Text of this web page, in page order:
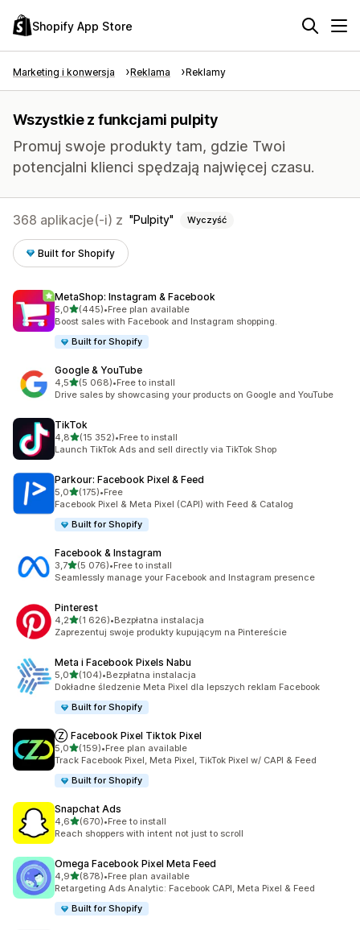
Shopify App Store
Marketing i konwersja Reklama Reklamy
Wszystkie z funkcjami pulpity
Promuj swoje produkty tam, gdzie Twoi
potencjalni klienci spędzają najwięcej czasu.
368 aplikacje(-i) z Pulpity Wyczyść
Built for Shopify
MetaShop: Instagram & Facebook
5,0na 5 gwiazdek
(445)
Łączna liczba recenzji: 445
•Free plan available
Boost sales with Facebook and Instagram shopping.
Built for Shopify
Google & YouTube
4,5na 5 gwiazdek
(5 068)
Łączna liczba recenzji: 5068
•Free to install
Drive sales by showcasing your products on Google and YouTube
TikTok
4,8na 5 gwiazdek
(15 352)
Łączna liczba recenzji: 15352
•Free to install
Launch TikTok Ads and sell directly via TikTok Shop
Parkour: Facebook Pixel & Feed
5,0na 5 gwiazdek
(175)
Łączna liczba recenzji: 175
•Free
Facebook Pixel & Meta Pixel (CAPI) with Feed & Catalog
Built for Shopify
Facebook & Instagram
3,7na 5 gwiazdek
(5 076)
Łączna liczba recenzji: 5076
•Free to install
Seamlessly manage your Facebook and Instagram presence
Pinterest
4,2na 5 gwiazdek
(1 626)
Łączna liczba recenzji: 1626
•Bezpłatna instalacja
Zaprezentuj swoje produkty kupującym na Pintereście
Meta i Facebook Pixels Nabu
5,0na 5 gwiazdek
(104)
Łączna liczba recenzji: 104
•Bezpłatna instalacja
Dokładne śledzenie Meta Pixel dla lepszych reklam Facebook
Built for Shopify
Ⓩ Facebook Pixel Tiktok Pixel
5,0na 5 gwiazdek
(159)
Łączna liczba recenzji: 159
•Free plan available
Track Facebook Pixel, Meta Pixel, TikTok Pixel w/ CAPI & Feed
Built for Shopify
Snapchat Ads
4,6na 5 gwiazdek
(670)
Łączna liczba recenzji: 670
•Free to install
Reach shoppers with intent not just to scroll
Omega Facebook Pixel Meta Feed
4,9na 5 gwiazdek
(878)
Łączna liczba recenzji: 878
•Free plan available
Retargeting Ads Analytic: Facebook CAPI, Meta Pixel & Feed
Built for Shopify